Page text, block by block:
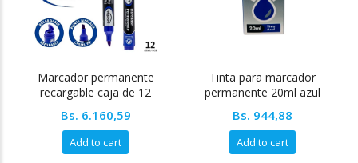
Marcador permanente
recargable caja de 12
Bs. 6.160,59
Add to cart
Tinta para marcador
permanente 20ml azul
Bs. 944,88
Add to cart